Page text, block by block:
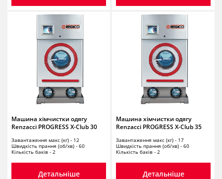
Машина хімчистки одягу
Renzacci PROGRESS X-Club 30
Завантаження макс (кг) - 12
Швидкість прання (об/хв) - 60
Кількість баків - 2
Детальніше
Машина хімчистки одягу
Renzacci PROGRESS X-Club 35
Завантаження макс (кг) - 17
Швидкість прання (об/хв) - 60
Кількість баків - 2
Детальніше